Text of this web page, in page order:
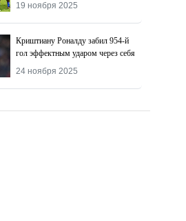
19 ноября 2025
Криштиану Роналду забил 954-й
гол эффектным ударом через себя
24 ноября 2025